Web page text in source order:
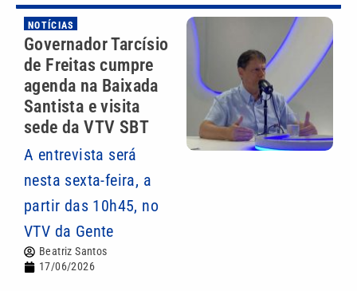
NOTÍCIAS
Governador Tarcísio
de Freitas cumpre
agenda na Baixada
Santista e visita
sede da VTV SBT
A entrevista será
nesta sexta-feira, a
partir das 10h45, no
VTV da Gente
Beatriz Santos
17/06/2026